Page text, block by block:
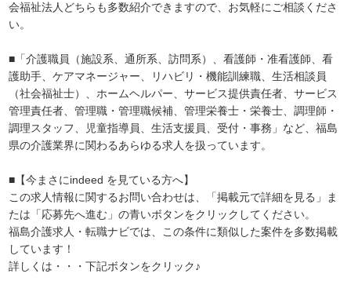
会福祉法人どちらも多数紹介できますので、お気軽にご相談くださ
い。
■「介護職員（施設系、通所系、訪問系）、看護師・准看護師、看
護助手、ケアマネージャー、リハビリ・機能訓練職、生活相談員
（社会福祉士）、ホームヘルパー、サービス提供責任者、サービス
管理責任者、管理職・管理職候補、管理栄養士・栄養士、調理師・
調理スタッフ、児童指導員、生活支援員、受付・事務」など、福島
県の介護業界に関わるあらゆる求人を扱っています。
■【今まさにindeed を見ている方へ】
この求人情報に関するお問い合わせは、「掲載元で詳細を見る」ま
たは「応募先へ進む」の青いボタンをクリックしてください。
福島介護求人・転職ナビでは、この条件に類似した案件を多数掲載
しています！
詳しくは・・・下記ボタンをクリック♪